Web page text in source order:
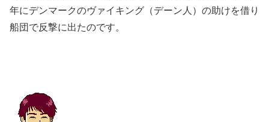
年にデンマークのヴァイキング（デーン人）の助けを借り
船団で反撃に出たのです。